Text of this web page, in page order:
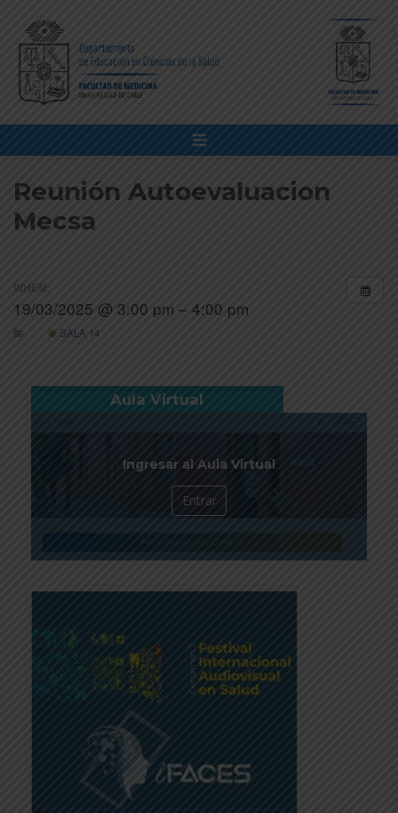
Reunión Autoevaluacion
Mecsa
WHEN:
19/03/2025 @ 3:00 pm – 4:00 pm
SALA 14
Aula Virtual
Ingresar al Aula Virtual
Entrar